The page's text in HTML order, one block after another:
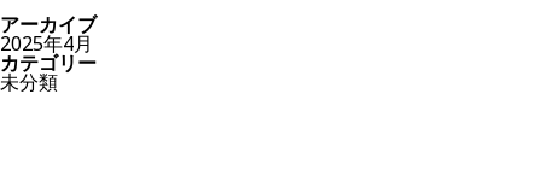
アーカイブ
2025年4月
カテゴリー
未分類